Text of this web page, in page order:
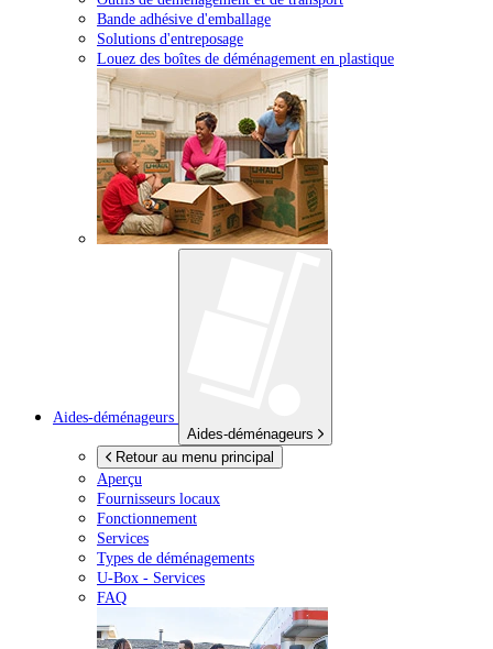
Bande adhésive d'emballage
Solutions d'entreposage
Louez des boîtes de déménagement en plastique
Aides-déménageurs
Aides-déménageurs
Retour au menu principal
Aperçu
Fournisseurs locaux
Fonctionnement
Services
Types de déménagements
U-Box - Services
FAQ